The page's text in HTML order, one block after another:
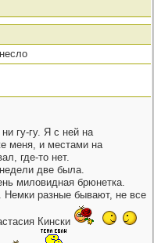
гу-гу. Я с ней на
меня, и местами на
где-то нет.
две была.
миловидная брюнетка.
Немки разные бывают, не все
Кински